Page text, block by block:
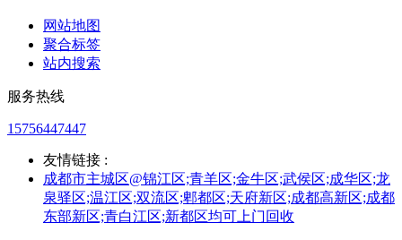
网站地图
聚合标签
站内搜索
服务热线
15756447447
友情链接 :
成都市主城区@锦江区;青羊区;金牛区;武侯区;成华区;龙
泉驿区;温江区;双流区;郫都区;天府新区;成都高新区;成都
东部新区;青白江区;新都区均可上门回收